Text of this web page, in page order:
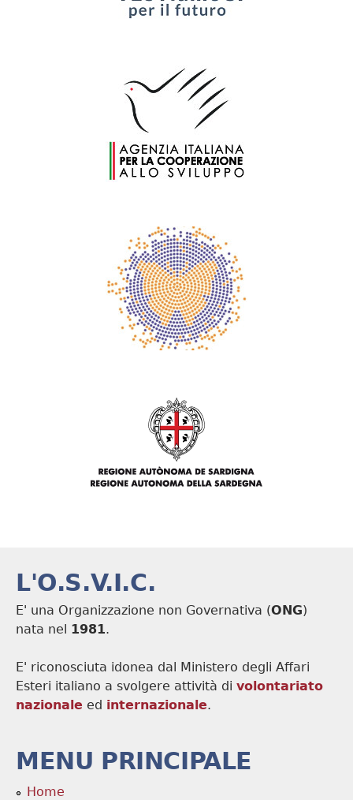
L'O.S.V.I.C.
E' una Organizzazione non Governativa (ONG)
nata nel 1981.
E' riconosciuta idonea dal Ministero degli Affari
Esteri italiano a svolgere attività di volontariato
nazionale ed internazionale.
MENU PRINCIPALE
Home